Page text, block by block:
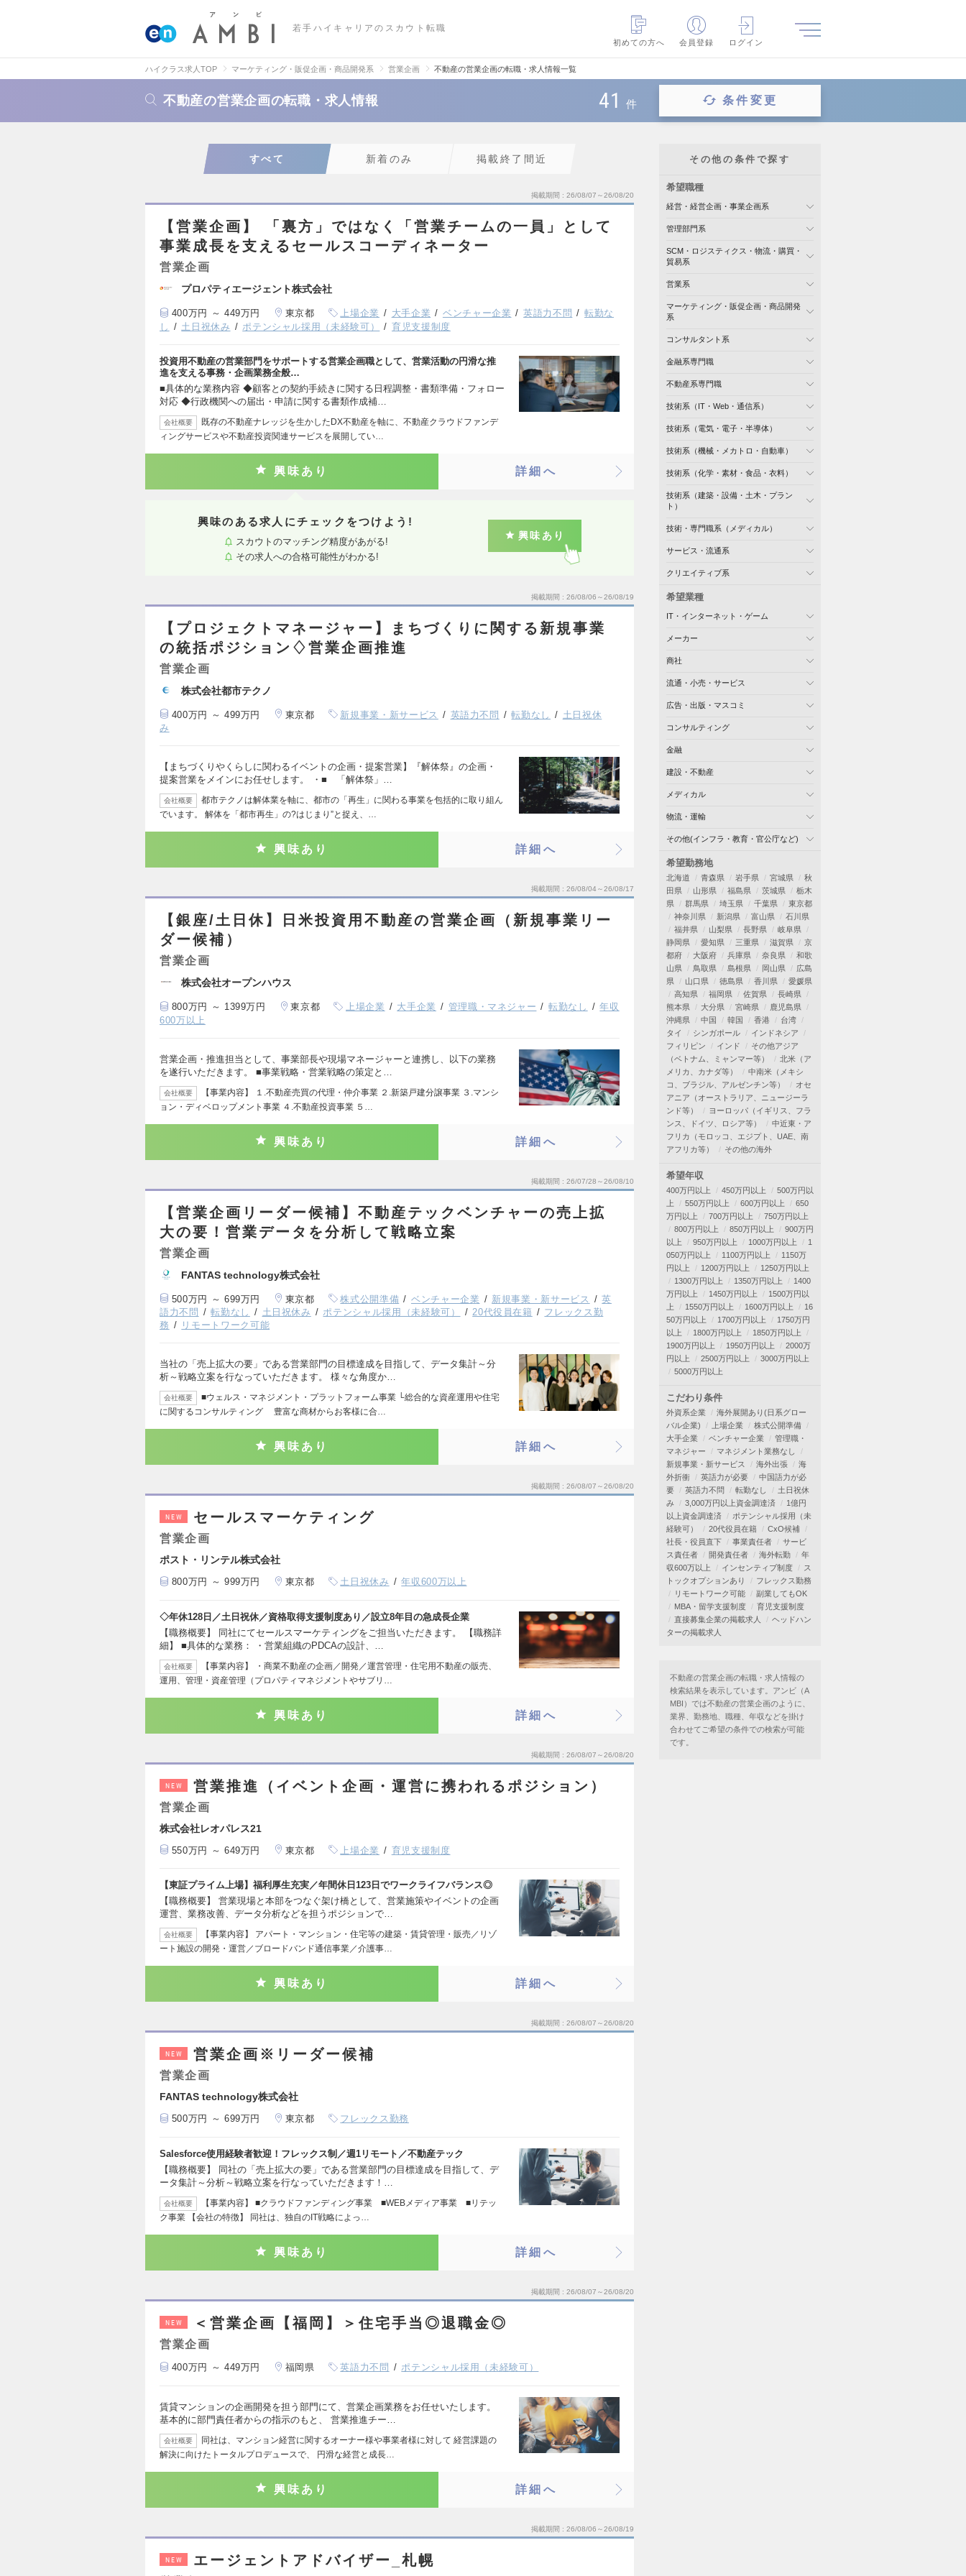
若手ハイキャリアのスカウト転職
初めての方へ
会員登録 ログイン
ハイクラス求人TOP マーケティング・販促企画・商品開発系 営業企画 不動産の営業企画の転職・求人情報一覧
不動産の営業企画の転職・求人情報 41 件 条件変更
すべて 新着のみ 掲載終了間近
掲載期間 26/08/07～26/08/20
【営業企画】 「裏方」ではなく「営業チームの一員」として
事業成長を支えるセールスコーディネーター
営業企画
プロパティエージェント株式会社
400万円 ～ 449万円 東京都 上場企業 大手企業 ベンチャー企業 英語力不問
転勤な
し
土日祝休み ポテンシャル採用（未経験可） 育児支援制度
投資用不動産の営業部門をサポートする営業企画職として、営業活動の円滑な推
進を支える事務・企画業務全般…
■具体的な業務内容 ◆顧客との契約手続きに関する日程調整・書類準備・フォロー
対応 ◆行政機関への届出・申請に関する書類作成補…
会社概要
既存の不動産ナレッジを生かしたDX不動産を軸に、不動産クラウドファンデ
ィングサービスや不動産投資関連サービスを展開してい…
興味あり 詳細へ
興味のある求人にチェックをつけよう!
スカウトのマッチング精度があがる!
その求人への合格可能性がわかる!
興味あり
掲載期間 26/08/06～26/08/19
【プロジェクトマネージャー】まちづくりに関する新規事業
の統括ポジション♢営業企画推進
営業企画
株式会社都市テクノ
400万円 ～ 499万円 東京都 新規事業・新サービス 英語力不問 転勤なし
土日祝休
み
【まちづくりやくらしに関わるイベントの企画・提案営業】『解体祭』の企画・
提案営業をメインにお任せします。 ・■ 「解体祭」…
会社概要
都市テクノは解体業を軸に、都市の「再生」に関わる事業を包括的に取り組ん
でいます。 解体を「都市再生」の?はじまり”と捉え、…
興味あり 詳細へ
掲載期間 26/08/04～26/08/17
【銀座/土日休】日米投資用不動産の営業企画（新規事業リー
ダー候補）
営業企画
株式会社オープンハウス
800万円 ～ 1399万円 東京都 上場企業 大手企業 管理職・マネジャー 転勤なし
年収
600万以上
営業企画・推進担当として、事業部長や現場マネージャーと連携し、以下の業務
を遂行いただきます。 ■事業戦略・営業戦略の策定と…
会社概要
【事業内容】 １.不動産売買の代理・仲介事業 ２.新築戸建分譲事業 ３.マンシ
ョン・ディベロップメント事業 ４.不動産投資事業 ５…
興味あり 詳細へ
掲載期間 26/07/28～26/08/10
【営業企画リーダー候補】不動産テックベンチャーの売上拡
大の要！営業データを分析して戦略立案
営業企画
FANTAS technology株式会社
500万円 ～ 699万円 東京都 株式公開準備 ベンチャー企業 新規事業・新サービス
英
語力不問
転勤なし 土日祝休み ポテンシャル採用（未経験可） 20代役員在籍
フレックス勤
務
リモートワーク可能
当社の「売上拡大の要」である営業部門の目標達成を目指して、データ集計～分
析～戦略立案を行なっていただきます。 様々な角度か…
会社概要
■ウェルス・マネジメント・プラットフォーム事業 └総合的な資産運用や住宅
に関するコンサルティング 豊富な商材からお客様に合…
興味あり 詳細へ
掲載期間 26/08/07～26/08/20
NEW セールスマーケティング
営業企画
ポスト・リンテル株式会社
800万円 ～ 999万円 東京都 土日祝休み 年収600万以上
◇年休128日／土日祝休／資格取得支援制度あり／設立8年目の急成長企業
【職務概要】 同社にてセールスマーケティングをご担当いただきます。 【職務詳
細】 ■具体的な業務： ・営業組織のPDCAの設計、…
会社概要
【事業内容】 ・商業不動産の企画／開発／運営管理・住宅用不動産の販売、
運用、管理・資産管理（プロパティマネジメントやサブリ…
興味あり 詳細へ
掲載期間 26/08/07～26/08/20
NEW 営業推進（イベント企画・運営に携われるポジション）
営業企画
株式会社レオパレス21
550万円 ～ 649万円 東京都 上場企業 育児支援制度
【東証プライム上場】福利厚生充実／年間休日123日でワークライフバランス◎
【職務概要】 営業現場と本部をつなぐ架け橋として、営業施策やイベントの企画
運営、業務改善、データ分析などを担うポジションで…
会社概要
【事業内容】 アパート・マンション・住宅等の建築・賃貸管理・販売／リゾ
ート施設の開発・運営／ブロードバンド通信事業／介護事…
興味あり 詳細へ
掲載期間 26/08/07～26/08/20
NEW 営業企画※リーダー候補
営業企画
FANTAS technology株式会社
500万円 ～ 699万円 東京都 フレックス勤務
Salesforce使用経験者歓迎！フレックス制／週1リモート／不動産テック
【職務概要】 同社の「売上拡大の要」である営業部門の目標達成を目指して、デ
ータ集計～分析～戦略立案を行なっていただきます！…
会社概要
【事業内容】 ■クラウドファンディング事業 ■WEBメディア事業 ■リテッ
ク事業 【会社の特徴】 同社は、独自のIT戦略によっ…
興味あり 詳細へ
掲載期間 26/08/07～26/08/20
NEW ＜営業企画【福岡】＞住宅手当◎退職金◎
営業企画
400万円 ～ 449万円 福岡県 英語力不問 ポテンシャル採用（未経験可）
賃貸マンションの企画開発を担う部門にて、営業企画業務をお任せいたします。
基本的に部門責任者からの指示のもと、 営業推進チー…
会社概要
同社は、マンション経営に関するオーナー様や事業者様に対して 経営課題の
解決に向けたトータルプロデュースで、 円滑な経営と成長…
興味あり 詳細へ
掲載期間 26/08/06～26/08/19
NEW エージェントアドバイザー_札幌
その他の条件で探す
希望職種
経営・経営企画・事業企画系
管理部門系
SCM・ロジスティクス・物流・購買・
貿易系
営業系
マーケティング・販促企画・商品開発
系
コンサルタント系
金融系専門職
不動産系専門職
技術系（IT・Web・通信系）
技術系（電気・電子・半導体）
技術系（機械・メカトロ・自動車）
技術系（化学・素材・食品・衣料）
技術系（建築・設備・土木・プラン
ト）
技術・専門職系（メディカル）
サービス・流通系
クリエイティブ系
希望業種
IT・インターネット・ゲーム
メーカー
商社
流通・小売・サービス
広告・出版・マスコミ
コンサルティング
金融
建設・不動産
メディカル
物流・運輸
その他(インフラ・教育・官公庁など)
希望勤務地
北海道 青森県 岩手県 宮城県
秋
田県
山形県 福島県 茨城県
栃木
県
群馬県 埼玉県 千葉県
東京都
神奈川県
新潟県 富山県
石川県
福井県
山梨県 長野県
岐阜県
静岡県
愛知県 三重県 滋賀県
京
都府
大阪府 兵庫県 奈良県
和歌
山県
鳥取県 島根県 岡山県
広島
県
山口県 徳島県 香川県
愛媛県
高知県
福岡県 佐賀県
長崎県
熊本県
大分県 宮崎県
鹿児島県
沖縄県
中国 韓国 香港
台湾
タイ
シンガポール
インドネシア
フィリピン
インド
その他アジア
（ベトナム、ミャンマー等）
北米（ア
メリカ、カナダ等）
中南米（メキシ
コ、ブラジル、アルゼンチン等）
オセ
アニア（オーストラリア、ニュージーラ
ンド等）
ヨーロッパ（イギリス、フラ
ンス、ドイツ、ロシア等）
中近東・ア
フリカ（モロッコ、エジプト、UAE、南
アフリカ等）
その他の海外
希望年収
400万円以上 450万円以上
500万円以
上
550万円以上 600万円以上
650
万円以上
700万円以上
750万円以上
800万円以上
850万円以上
900万円
以上
950万円以上 1000万円以上
1
050万円以上
1100万円以上
1150万
円以上
1200万円以上
1250万円以上
1300万円以上
1350万円以上
1400
万円以上
1450万円以上
1500万円以
上
1550万円以上 1600万円以上
16
50万円以上
1700万円以上
1750万円
以上
1800万円以上
1850万円以上
1900万円以上
1950万円以上
2000万
円以上
2500万円以上
3000万円以上
5000万円以上
こだわり条件
外資系企業
海外展開あり(日系グロー
バル企業)
上場企業
株式公開準備
大手企業
ベンチャー企業
管理職・
マネジャー
マネジメント業務なし
新規事業・新サービス
海外出張
海
外折衝
英語力が必要
中国語力が必
要
英語力不問 転勤なし
土日祝休
み
3,000万円以上資金調達済
1億円
以上資金調達済
ポテンシャル採用（未
経験可）
20代役員在籍
CxO候補
社長・役員直下
事業責任者
サービ
ス責任者
開発責任者 海外転勤
年
収600万以上
インセンティブ制度
ス
トックオプションあり
フレックス勤務
リモートワーク可能
副業してもOK
MBA・留学支援制度
育児支援制度
直接募集企業の掲載求人
ヘッドハン
ターの掲載求人
不動産の営業企画の転職・求人情報の
検索結果を表示しています。アンビ（A
MBI）では不動産の営業企画のように、
業界、勤務地、職種、年収などを掛け
合わせてご希望の条件での検索が可能
です。